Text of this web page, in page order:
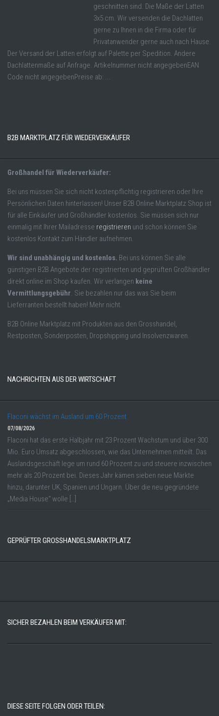
geschnitten sind. Die Maße der Latten
3x5 cm. Wir versenden die Dachlatten
gerne zu Ihnen in die Firma oder für
Privatanwender gerne auch nach Hause.
Der Versand der Latten erfolgt auf Palette per Spedition. Andere
Dachlattenmaße auf Anfrage. Artikelnummer nicht angegebenEAN
Code nicht angegebenPreise ab: ...
B2B MARKTPLATZ FÜR WIEDERVERKÄUFER
Großhandel für Wiederverkäufer:
Bei uns müssen Sie sich nicht kostenpflichtig registrieren oder Ihre
Persönlichen Daten hinterlassen! Unser B2B Online Marktplatz Shop ist
für alle Einkäufer und Großhändler kostenlos. Sie müssen sich nur
einmalig mit Ihrer Mailadresse registrieren und schon können Sie
kostenlos Kontakt zum Händler aufnehmen.
Wir sind unabhängig und kostenlos. Bei uns können Sie alle
günstigen B2B Angebote der registrierten und geprüften Großhändler
direkt online im Shop kaufen. Wir verlangen keine
Vermittlungsgebühr. Sie bezahlen nur das was Sie beim
Lieferranten bestellt haben! Mehr nicht.
B2B Online Marktplatz mit Produkten aus den Grosshandel,
Restposten, Sonderposten, Dropshipping und Insolvenzwaren.
NACHRICHTEN AUS DER WIRTSCHAFT
Flaconi wächst im Ausland um 60 Prozent
07/08/2026
Flaconi hat das erste Halbjahr mit 23 Prozent Wachstum und über 300
Mio. Euro Umsatz abgeschlossen, wie das Unternehmen mitteilt. Das
Auslandsgeschäft lege um rund 60 Prozent zu und steuere inzwischen
mehr als 20 Prozent bei. Dieses Jahr kämen sieben neue Märkte
hinzu, darunter UK, Spanien und Ungarn. Über die neu gegründete
„Media House“ wolle […]
GEPRÜFTER GROSSHANDELSMARKTPLATZ
SICHER BEZAHLEN BEIM VERKÄUFER MIT:
DIESE SEITE FOLGEN ODER TEILEN: